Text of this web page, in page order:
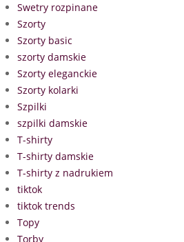
Swetry rozpinane
Szorty
Szorty basic
szorty damskie
Szorty eleganckie
Szorty kolarki
Szpilki
szpilki damskie
T-shirty
T-shirty damskie
T-shirty z nadrukiem
tiktok
tiktok trends
Topy
Torby